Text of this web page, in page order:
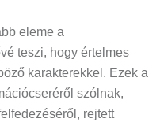
eleme a
teszi, hogy értelmes
karakterekkel. Ezek a
szólnak,
rejtett